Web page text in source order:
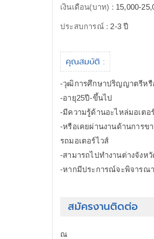
เงินเดือน(บาท) : 15,000-
ประสบการณ์ : 2-3 ปี
คุณสมบัติ :
-วุฒิการศึกษาปริญญาตรีหรื
-อายุ25ปี-ขึ้นไป
-มีความรู้ด้านอะไหล่มอเตอ
-หรือเคยผ่านงานด้านการ
รถมอเตอร์ไวส์
-สามารถไปทำงานต่างจังห
-หากมีประการณ์จะพิจารณ
สมัครงานติดต่อ
ณ